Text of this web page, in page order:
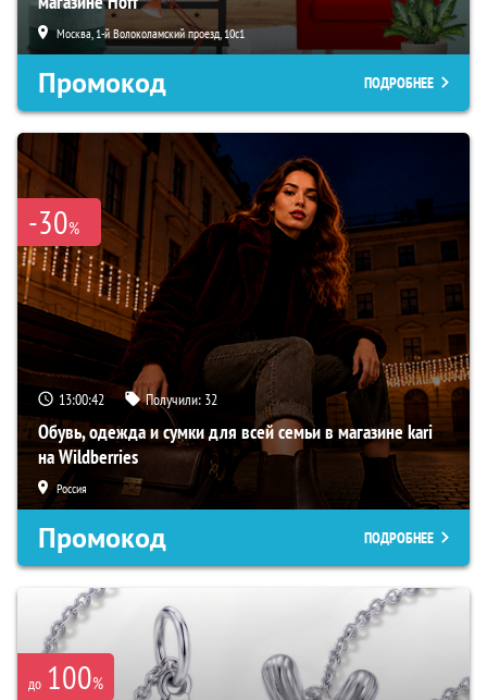
Москва, 1-й Волоколамский проезд, 10с1
Промокод ПОДРОБНЕЕ
-30%
13:00:41 Получили: 32
Обувь, одежда и сумки для всей семьи в магазине kari
на Wildberries
Россия
Промокод ПОДРОБНЕЕ
до 100%